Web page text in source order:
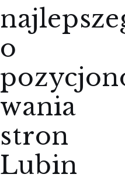
o
wania
stron
Lubin